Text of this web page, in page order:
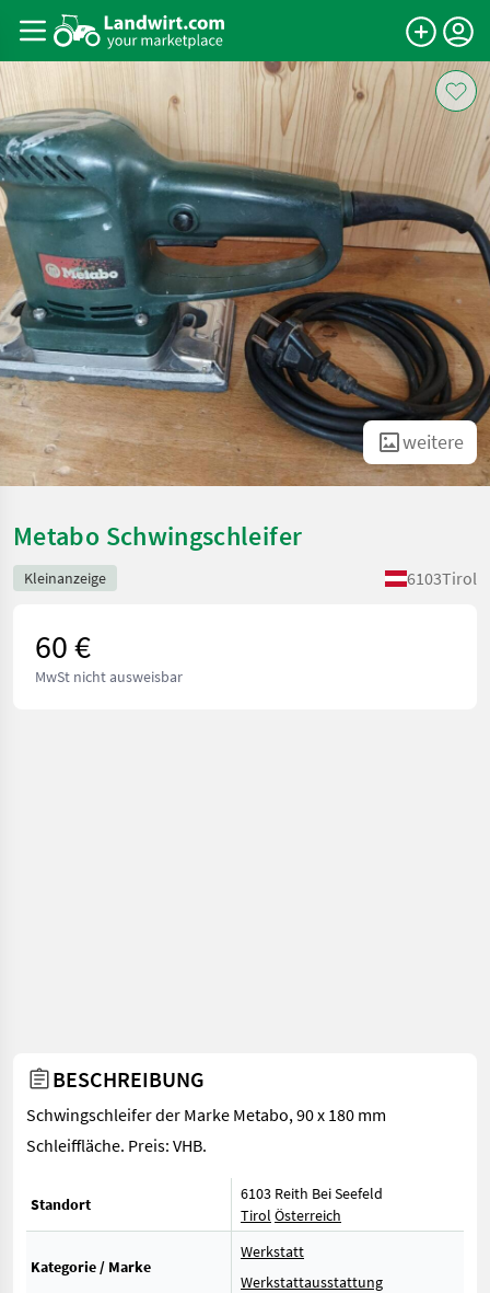
weitere
Metabo Schwingschleifer
Kleinanzeige 6103Tirol
60 €
MwSt nicht ausweisbar
BESCHREIBUNG
Schwingschleifer der Marke Metabo, 90 x 180 mm
Schleiffläche. Preis: VHB.
Standort
6103 Reith Bei Seefeld
Tirol Österreich
Kategorie / Marke
Werkstatt
Werkstattausstattung